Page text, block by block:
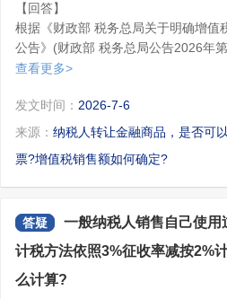
完成对应申报表单的相关操作。
(1)点击“作废”，弹出“请确认”提示
作废成功后弹出相应提示，点击【
(2)点击“更正”，跳转相应模块进行
应提示。
1.纳税人对报送材料的真实性和合
2.作废申报表只能在对应申报当期
3.申报更正或作废后，如涉及补缴
按规定加收滞纳金。
4.企业所得税季度申报表只允许纳
季度申报表，完成企业所得税年度申
(四)有关规定。
……
3.纳税人按照简易计税方法依照规
的，按照下列公式计算销售额：
二、根据《国家税务总局关于明确
管问题的公告》(国家税务总局公告
2020年5月1日至2023年12月31日，
售额：
本公告发布后出台新的增值税征收
原理计算销售额。”
因此，一般纳税人销售自己使用过
方法依照3%征收率减按2%计算缴纳
法计算缴纳增值税。
【回答】
根据《财政部 税务总局关于明确增值
公告》(财政部 税务总局公告2026年
定：“纳税人转让金融商品，以卖出价
额。若相抵后出现负差，可结转下一
售额相抵，但年末时仍出现负差的，
均法进行核算，选择后36个月内不得变
纳税人转让金融商品，不得开具增
查看更多>
发文时间： 2026-7-6
来源： 纳税人转让金融商品，是否可
票?增值税销售额如何确定?
答疑
一般纳税人销售自己使
计税方法依照3%征收率减按2%
么计算?